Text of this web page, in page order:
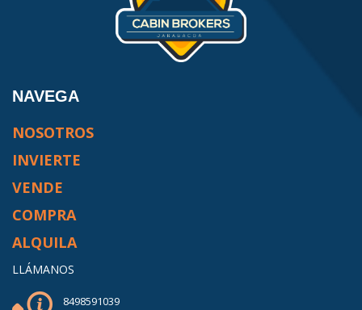
NAVEGA
NOSOTROS
INVIERTE
VENDE
COMPRA
ALQUILA
LLÁMANOS
8498591039